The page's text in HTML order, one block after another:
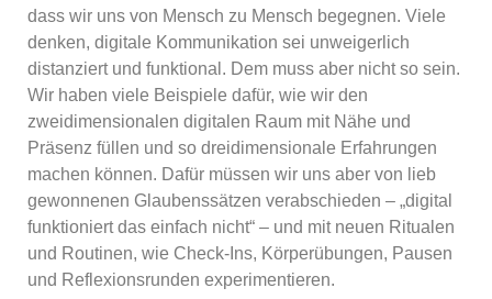
dass wir uns von Mensch zu Mensch begegnen. Viele
denken, digitale Kommunikation sei unweigerlich
distanziert und funktional. Dem muss aber nicht so sein.
Wir haben viele Beispiele dafür, wie wir den
zweidimensionalen digitalen Raum mit Nähe und
Präsenz füllen und so dreidimensionale Erfahrungen
machen können. Dafür müssen wir uns aber von lieb
gewonnenen Glaubenssätzen verabschieden – „digital
funktioniert das einfach nicht“ – und mit neuen Ritualen
und Routinen, wie Check-Ins, Körperübungen, Pausen
und Reflexionsrunden experimentieren.